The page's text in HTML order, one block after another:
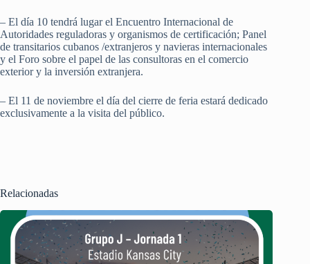
– El día 10 tendrá lugar el Encuentro Internacional de
Autoridades reguladoras y organismos de certificación; Panel
de transitarios cubanos /extranjeros y navieras internacionales
y el Foro sobre el papel de las consultoras en el comercio
exterior y la inversión extranjera.
– El 11 de noviembre el día del cierre de feria estará dedicado
exclusivamente a la visita del público.
Relacionadas